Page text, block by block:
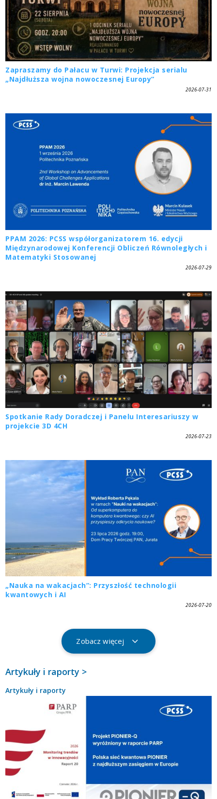
Zapraszamy do Pałacu w Turwi: Projekcja serialu
„Najdłuższa wojna nowoczesnej Europy”
2026-07-31
PPAM 2026: PCSS współorganizatorem 16. edycji
Międzynarodowej Konferencji Obliczeń Równoległych i
Matematyki Stosowanej
2026-07-29
Spotkanie Rady Doradczej i Panelu Interesariuszy w
projekcie 3D 4CH
2026-07-23
„Nauka na wakacjach”: Przyszłość technologii
kwantowych i AI
2026-07-20
Zobacz więcej
Artykuły i raporty >
Artykuły i raporty